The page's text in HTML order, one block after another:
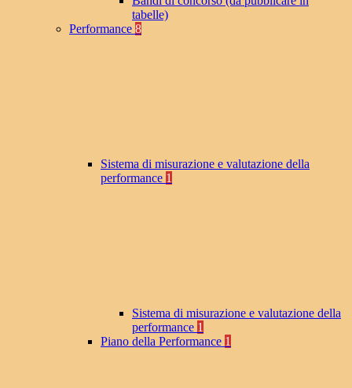
tabelle)
Performance 8
Sistema di misurazione e valutazione della
performance 1
Sistema di misurazione e valutazione della
performance 1
Piano della Performance 1